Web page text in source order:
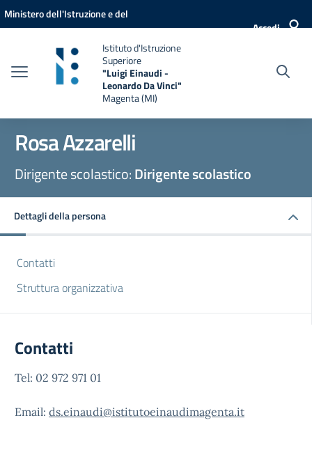
Vai ai contenuti
Vai al menu di navigazione
Vai al footer
Ministero dell'Istruzione e del
Accedi
Istituto d'Istruzione
Superiore
"Luigi Einaudi -
Leonardo Da Vinci"
Magenta (MI)
Rosa Azzarelli
Dirigente scolastico:Dirigente scolastico
Dettagli della persona
Contatti
Struttura organizzativa
Contatti
Tel: 02 972 971 01
Email: ds.einaudi@istitutoeinaudimagenta.it